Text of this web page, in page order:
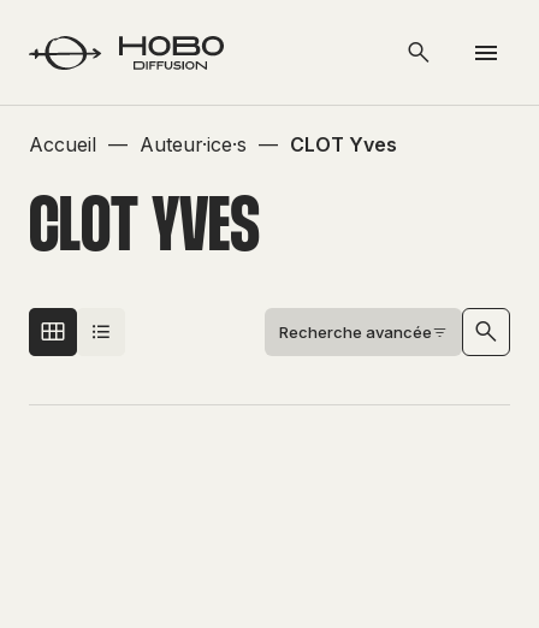
Accueil — Auteur·ice·s — CLOT Yves
CLOT YVES
Recherche avancée